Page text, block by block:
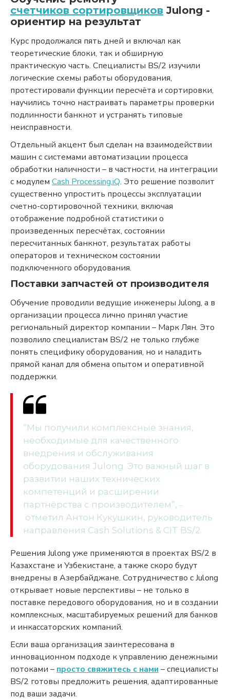
счетчиков сортировщиков Julong -
ориентир на результат
Курс продолжался пять дней и включал как
теоретические блоки, так и обширную
практическую часть. Специалисты BS/2 изучили
логические схемы работы оборудования,
протестировали функции пересчёта и сортировки,
научились точно настраивать параметры проверки
подлинности банкнот и устранять типовые
неисправности.
Отдельный акцент был сделан на взаимодействии
машин с системами автоматизации процесса
обработки наличности – в частности, на интеграции
с модулем Cash Processing.iQ. Это решение позволит
существенно упростить процессы эксплуатации
счетно-сортировочной техники, включая
отображение подробной статистики о
произведенных пересчётах, состоянии
пересчитанных банкнот, результатах работы
операторов и техническом состоянии
подключенного оборудования.
Поставки запчастей от производителя
Обучение проводили ведущие инженеры Julong, а в
организации процесса лично принял участие
региональный директор компании – Марк Лян. Это
позволило специалистам BS/2 не только глубже
понять специфику оборудования, но и наладить
прямой канал для обмена опытом и оперативной
поддержки.
“Мы получили комплексные знания,
необходимые для качественного
внедрения и обслуживания
оборудования Julong. Это важный шаг в
развитии наших технических
компетенций и расширении
партнёрства с производителем”, –
отметил Антон Кукушкин, руководитель
направления Cash Solutions & CIT BS/2.
Решения Julong уже применяются в проектах BS/2 в
Казахстане и Узбекистане, а также скоро будут
внедрены в Азербайджане. Сотрудничество с Julong
открывает новые перспективы – не только в
поставке передового оборудования, но и в создании
комплексных, масштабируемых решений для банков
и инкассаторских компаний.
Если ваша организация заинтересована в
инновационном подходе к управлению денежными
потоками – просто свяжитесь с нами – специалисты
BS/2 готовы предложить решения, адаптированные
под ваши задачи.